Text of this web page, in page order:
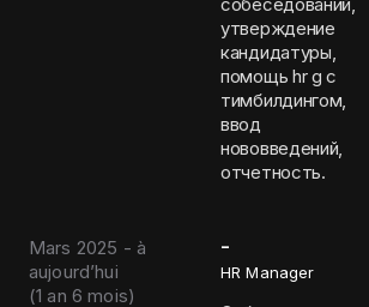
утверждение
кандидатуры,
помощь hr g с
тимбилдингом,
ввод
нововведений,
отчетность.
Mars 2025 - à
aujourd’hui
(1 an 6 mois)
-
HR Manager